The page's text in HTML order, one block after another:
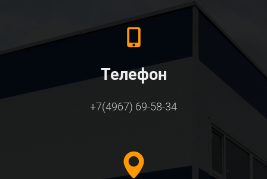
Телефон
+7(4967) 69-58-34